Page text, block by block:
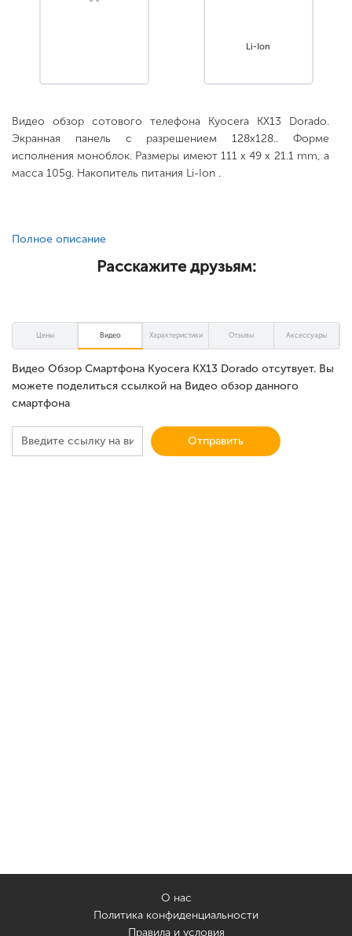
Li-Ion
Видео обзор сотового телефона Kyocera KX13 Dorado.
Экранная панель с разрешением 128x128.. Форме
исполнения моноблок. Размеры имеют 111 x 49 x 21.1 mm, а
масса 105g. Накопитель питания Li-Ion .
Полное описание
Расскажите друзьям:
Цены Видео Характеристики Отзывы Аксессуары
Видео Обзор Смартфона Kyocera KX13 Dorado отсутвует. Вы
можете поделиться ссылкой на Видео обзор данного
смартфона
Отправить
О нас
Политика конфиденциальности
Правила и условия